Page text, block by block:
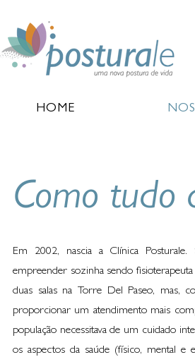
HOME
Como tudo
Em 2002, nascia a Clínica Posturale.
empreender sozinha sendo
duas salas na Torre Del Paseo, mas,
proporcionar um atendimento mais
população necessitava de um cuidado
os aspectos da saúde (físico, mental e